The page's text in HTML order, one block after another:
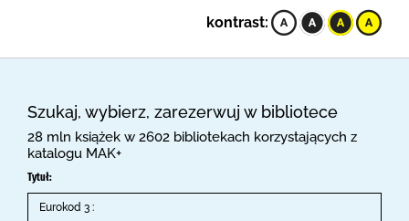
kontrast:
Szukaj, wybierz, zarezerwuj w bibliotece
28 mln książek w 2602 bibliotekach korzystających z
katalogu MAK+
Tytuł: